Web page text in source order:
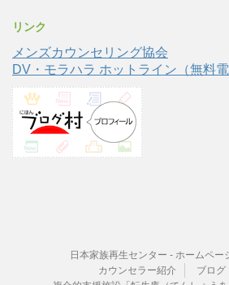
リンク
メンズカウンセリング協会
DV・モラハラ ホットライン（無料電
日本家族再生センター - ホームペー
カウンセラー紹介
ブログ